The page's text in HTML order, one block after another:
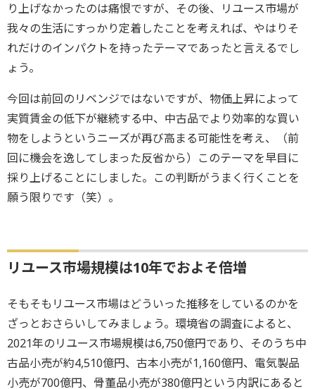
り上げなかったのは痛恨ですが、その後、リユース市場が
我々の生活にすっかり定着したことを考えれば、やはりそ
れだけのインパクトを持ったテーマであったと言えるでし
ょう。
今回は前回のリベンジではないですが、物価上昇によって
実質賃金の低下が継続する中、中古品でより効率的な買い
物をしようというニーズが再び高まる可能性を考え、（前
回に機会を逸してしまった反省から）このテーマを早目に
採り上げることにしました。この判断がうまく行くことを
願う限りです（笑）。
リユース市場規模は10年でおよそ倍増
そもそもリユース市場はどういった推移をしているのかを
ざっとおさらいしてみましょう。環境省の調査によると、
2021年のリユース市場規模は6,750億円であり、そのうち中
古品小売が約4,510億円、古本小売が1,160億円、電気製品
小売が700億円、骨董品小売が380億円という内訳にあると